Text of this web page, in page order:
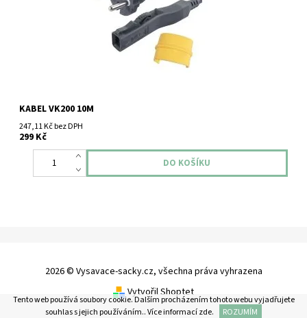
KABEL VK200 10M
247,11 Kč bez DPH
299 Kč
2026 © Vysavace-sacky.cz, všechna práva vyhrazena
Vytvořil Shoptet
Tento web používá soubory cookie. Dalším procházením tohoto webu vyjadřujete
souhlas s jejich používáním.. Více informacízde. ROZUMÍM